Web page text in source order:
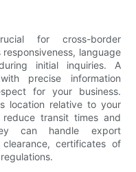
for cross-border
language
initial inquiries. A
precise information
for your business.
location relative to your
transit times and
can handle export
certificates of